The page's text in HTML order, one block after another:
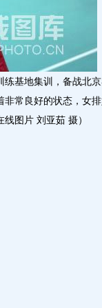
基地集训，备战北京
常良好的状态，女
图片 刘亚茹 摄）